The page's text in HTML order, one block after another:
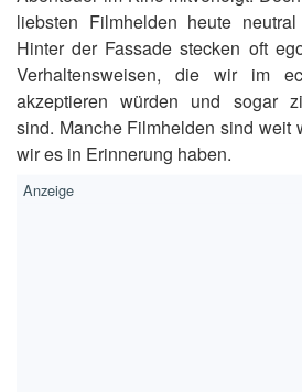
liebsten Filmhelden heute
Hinter der Fassade stecken oft
Verhaltensweisen, die wir im
akzeptieren würden und sogar
sind. Manche Filmhelden sind weit
wir es in Erinnerung haben.